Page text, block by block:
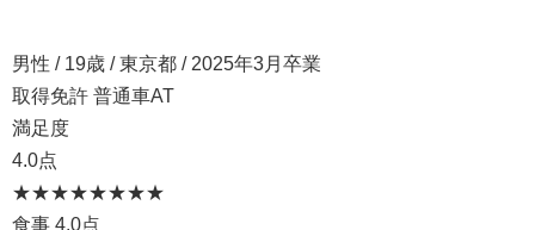
男性 / 19歳 / 東京都 / 2025年3月卒業
取得免許 普通車AT
満足度
4.0点
★★★★★★★★
食事 4.0点